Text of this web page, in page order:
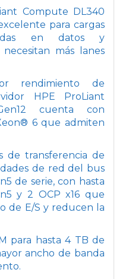
Compute DL340
para cargas
en datos y
más lanes
rendimiento de
HPE ProLiant
cuenta con
6 que admiten
de transferencia de
de red del bus
de serie, con hasta
y 2 OCP x16 que
de E/S y reducen la
para hasta 4 TB de
ancho de banda